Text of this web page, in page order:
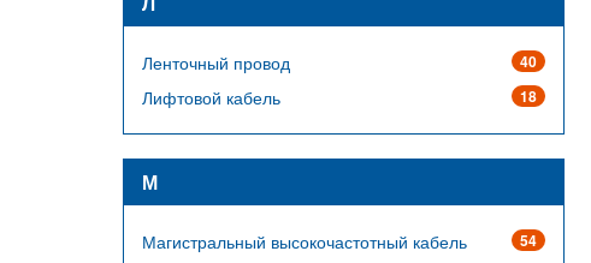
40
Ленточный провод
18
Лифтовой кабель
М
54
Магистральный высокочастотный кабель